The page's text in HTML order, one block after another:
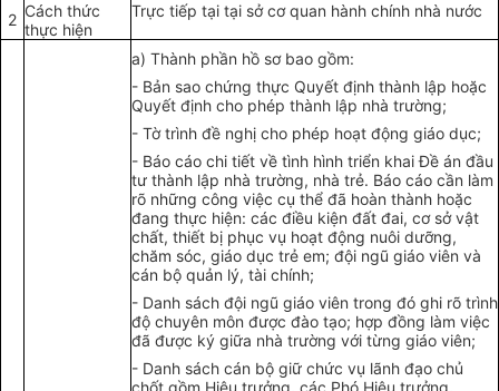
2 Cách thức
thực hiện
Trực tiếp tại tại sở cơ quan hành chính nhà nước
a) Thành phần hồ sơ bao gồm:
- Bản sao chứng thực Quyết định thành lập hoặc
Quyết định cho phép thành lập nhà trường;
- Tờ trình đề nghị cho phép hoạt động giáo dục;
- Báo cáo chi tiết về tình hình triển khai Đề án đầu
tư thành lập nhà trường, nhà trẻ. Báo cáo cần làm
rõ những công việc cụ thể đã hoàn thành hoặc
đang thực hiện: các điều kiện đất đai, cơ sở vật
chất, thiết bị phục vụ hoạt động nuôi dưỡng,
chăm sóc, giáo dục trẻ em; đội ngũ giáo viên và
cán bộ quản lý, tài chính;
- Danh sách đội ngũ giáo viên trong đó ghi rõ trình
độ chuyên môn được đào tạo; hợp đồng làm việc
đã được ký giữa nhà trường với từng giáo viên;
- Danh sách cán bộ giữ chức vụ lãnh đạo chủ
chốt gồm Hiệu trưởng, các Phó Hiệu trưởng,